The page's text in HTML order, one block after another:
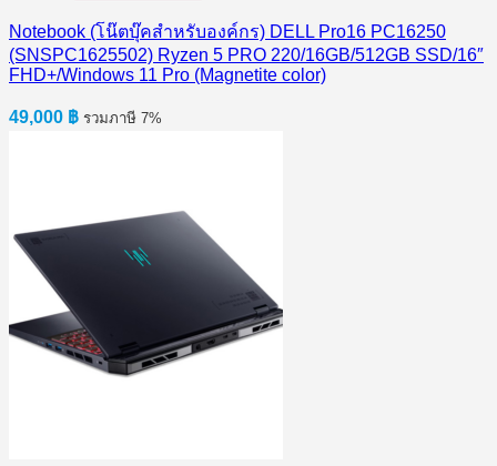
Notebook (โน๊ตบุ๊คสำหรับองค์กร) DELL Pro16 PC16250
(SNSPC1625502) Ryzen 5 PRO 220/16GB/512GB SSD/16″
FHD+/Windows 11 Pro (Magnetite color)
49,000 ฿ รวมภาษี 7%